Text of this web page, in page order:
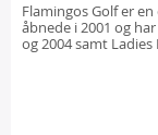
Flamingos Golf er
åbnede i 2001 og
og 2004 samt